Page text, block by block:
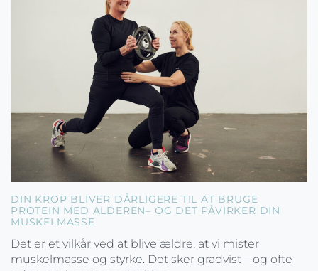
DIN KROP BLIVER DÅRLIGERE TIL AT BRUGE
PROTEIN MED ALDEREN– OG DET PÅVIRKER DIN
MUSKELMASSE
Det er et vilkår ved at blive ældre, at vi mister
muskelmasse og styrke. Det sker gradvist – og ofte